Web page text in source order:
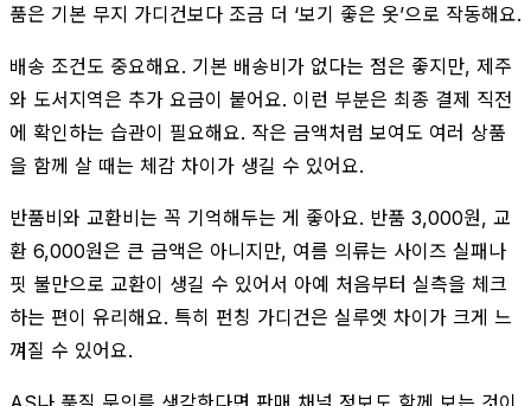
품은 기본 무지 가디건보다 조금 더 ‘보기 좋은 옷’으로 작동해요.
배송 조건도 중요해요. 기본 배송비가 없다는 점은 좋지만, 제주
와 도서지역은 추가 요금이 붙어요. 이런 부분은 최종 결제 직전
에 확인하는 습관이 필요해요. 작은 금액처럼 보여도 여러 상품
을 함께 살 때는 체감 차이가 생길 수 있어요.
반품비와 교환비는 꼭 기억해두는 게 좋아요. 반품 3,000원, 교
환 6,000원은 큰 금액은 아니지만, 여름 의류는 사이즈 실패나
핏 불만으로 교환이 생길 수 있어서 아예 처음부터 실측을 체크
하는 편이 유리해요. 특히 펀칭 가디건은 실루엣 차이가 크게 느
껴질 수 있어요.